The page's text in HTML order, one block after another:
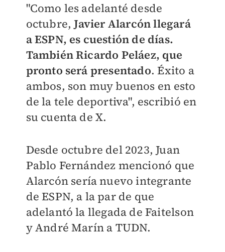
"Como les adelanté desde
octubre,Javier Alarcón llegará
a ESPN, es cuestión de días.
También Ricardo Peláez, que
pronto será presentado.Éxito a
ambos, son muy buenos en esto
de la tele deportiva", escribió en
su cuenta de X.
Desde octubre del 2023, Juan
Pablo Fernández mencionó que
Alarcón sería nuevo integrante
de ESPN, a la par de que
adelantó la llegada de Faitelson
y André Marín a TUDN.